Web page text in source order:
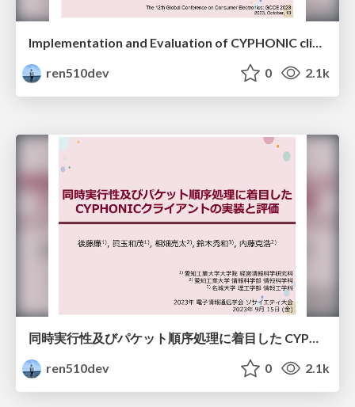
Implementation and Evaluation of CYPHONIC client focusing on Sequencing mechanisms and Concurrency for packet processing
ren510dev
0 2.1k
ren510dev
0 2.1k